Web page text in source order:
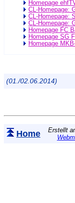
Homepage
CL-Homepage:
CL-Homepage:
CL-Homepage:
Homepage FC
Homepage SG
Homepage
(01./02.06.2014)
Home
Erstellt